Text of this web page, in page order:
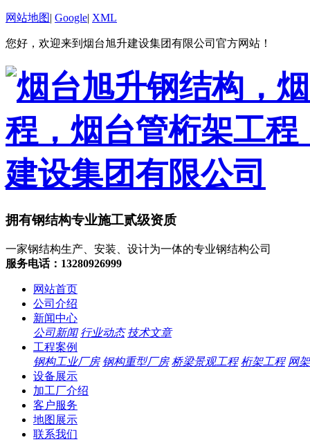
网站地图| Google| XML
您好，欢迎来到烟台旭升建设集团有限公司官方网站！
拥有钢结构专业施工贰级资质
一家钢结构生产、安装、设计为一体的专业钢结构公司
服务电话：13280926999
网站首页
公司介绍
新闻中心
公司新闻 行业动态 技术文章
工程案例
钢构工业厂房 钢构重型厂房 桥梁景观工程 桁架工程 网
设备展示
加工厂介绍
客户服务
地图展示
联系我们